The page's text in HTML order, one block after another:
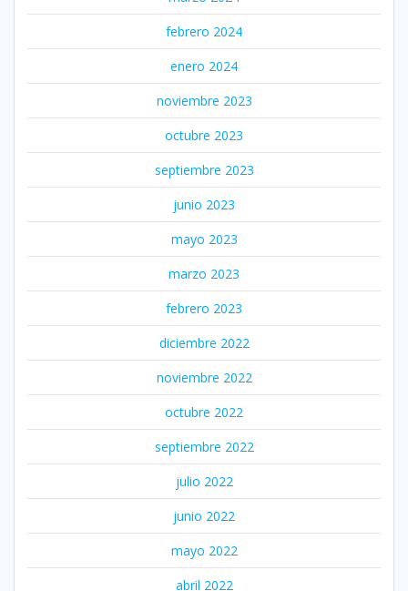
febrero 2024
enero 2024
noviembre 2023
octubre 2023
septiembre 2023
junio 2023
mayo 2023
marzo 2023
febrero 2023
diciembre 2022
noviembre 2022
octubre 2022
septiembre 2022
julio 2022
junio 2022
mayo 2022
abril 2022